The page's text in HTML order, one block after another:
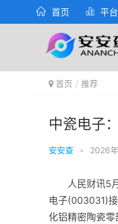
首页 平
首页 推荐
中瓷电子
安安查 • 2026
人民财讯5
电子(003031)
化铝精密陶瓷